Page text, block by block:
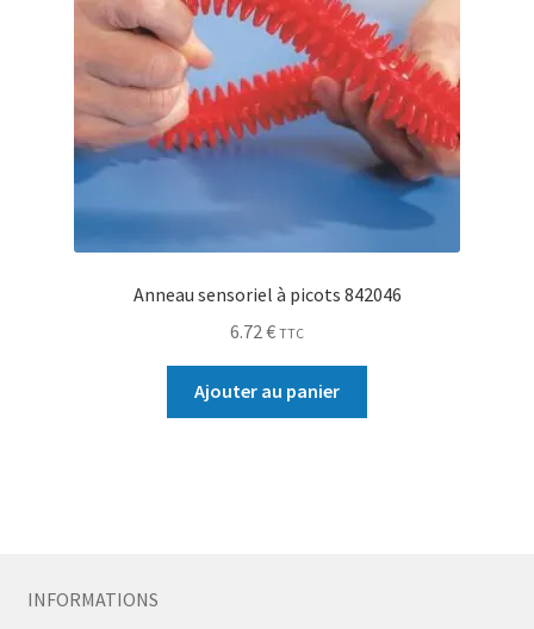
Anneau sensoriel à picots 842046
6.72 € TTC
Ajouter au panier
INFORMATIONS